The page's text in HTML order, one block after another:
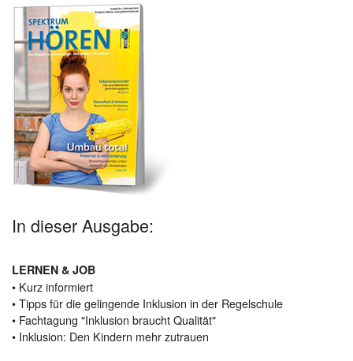
In dieser Ausgabe:
LERNEN & JOB
• Kurz informiert
• Tipps für die gelingende Inklusion in der Regelschule
• Fachtagung "Inklusion braucht Qualität"
• Inklusion: Den Kindern mehr zutrauen